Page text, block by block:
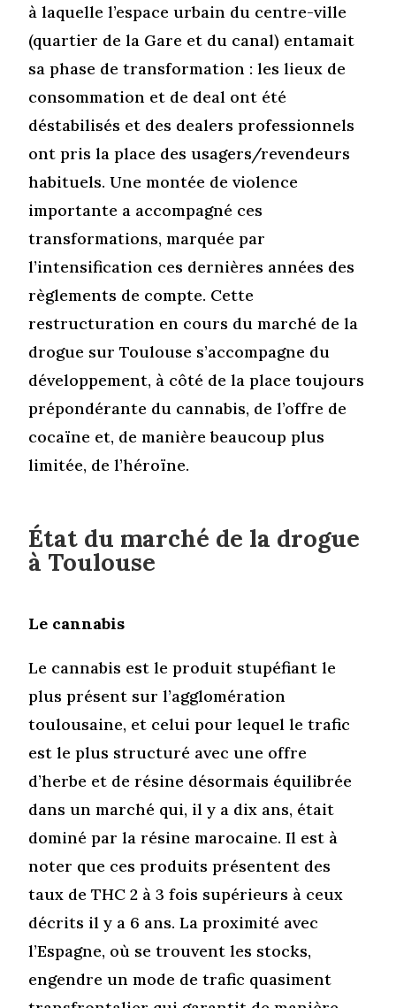
à laquelle l’espace urbain du centre-ville
(quartier de la Gare et du canal) entamait
sa phase de transformation : les lieux de
consommation et de deal ont été
déstabilisés et des dealers professionnels
ont pris la place des usagers/revendeurs
habituels. Une montée de violence
importante a accompagné ces
transformations, marquée par
l’intensification ces dernières années des
règlements de compte. Cette
restructuration en cours du marché de la
drogue sur Toulouse s’accompagne du
développement, à côté de la place toujours
prépondérante du cannabis, de l’offre de
cocaïne et, de manière beaucoup plus
limitée, de l’héroïne.
État du marché de la drogue
à Toulouse
Le cannabis
Le cannabis est le produit stupéfiant le
plus présent sur l’agglomération
toulousaine, et celui pour lequel le trafic
est le plus structuré avec une offre
d’herbe et de résine désormais équilibrée
dans un marché qui, il y a dix ans, était
dominé par la résine marocaine. Il est à
noter que ces produits présentent des
taux de THC 2 à 3 fois supérieurs à ceux
décrits il y a 6 ans. La proximité avec
l’Espagne, où se trouvent les stocks,
engendre un mode de trafic quasiment